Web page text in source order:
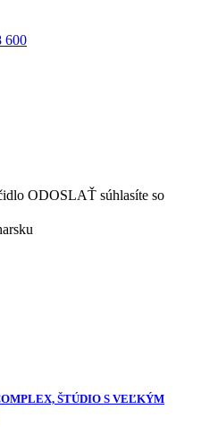
600
ODOSLAŤ súhlasíte so
ŠTÚDIO S VEĽKÝM